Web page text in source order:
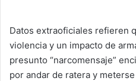
Datos extraoficiales refieren
violencia y un impacto de
presunto “narcomensaje”
por andar de ratera y